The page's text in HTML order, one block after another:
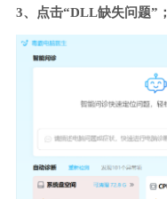
3、点击“DLL缺失问题”；